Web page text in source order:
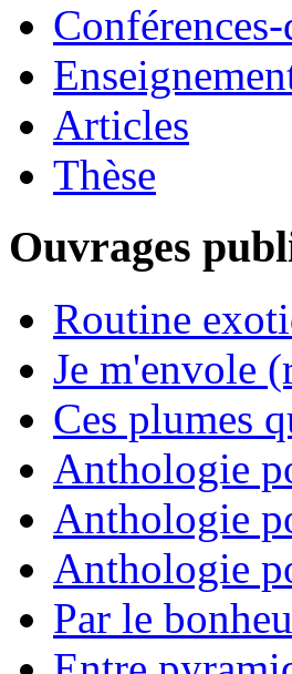
Conférences-
Articles
Thèse
Ouvrages
Routine
Je m'envole
Ces plumes
Anthologie
Anthologie
Anthologie
Par le